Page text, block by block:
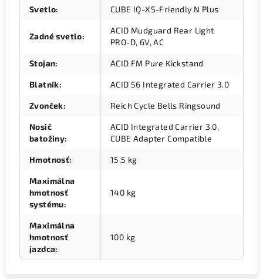
Svetlo: CUBE IQ-XS-Friendly N Plus
Zadné svetlo:
ACID Mudguard Rear Light
PRO-D, 6V, AC
Stojan: ACID FM Pure Kickstand
Blatník: ACID 56 Integrated Carrier 3.0
Zvonček: Reich Cycle Bells Ringsound
Nosič
batožiny:
ACID Integrated Carrier 3.0,
CUBE Adapter Compatible
Hmotnosť: 15,5 kg
Maximálna
hmotnosť
systému:
140 kg
Maximálna
hmotnosť
jazdca:
100 kg